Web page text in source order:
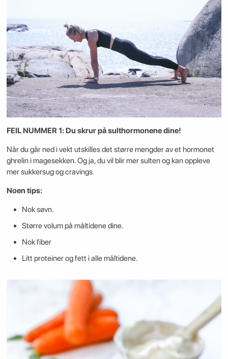
FEIL NUMMER 1: Du skrur på sulthormonene dine!
Når du går ned i vekt utskilles det større mengder av et hormonet
ghrelin i magesekken. Og ja, du vil blir mer sulten og kan oppleve
mer sukkersug og cravings.
Noen tips:
Nok søvn.
Større volum på måltidene dine.
Nok fiber
Litt proteiner og fett i alle måltidene.